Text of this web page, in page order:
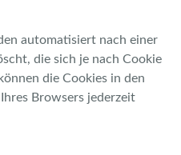
automatisiert nach einer
die sich je nach Cookie
die Cookies in den
Browsers jederzeit